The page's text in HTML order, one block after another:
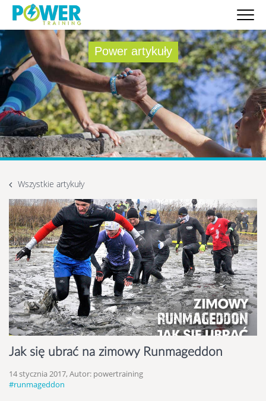
Power artykuły
Wszystkie artykuły
Jak się ubrać na zimowy Runmageddon
14 stycznia 2017, Autor: powertraining
#runmageddon